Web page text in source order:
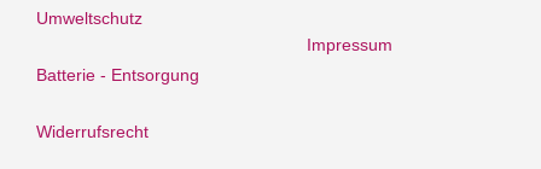
Umweltschutz
Batterie - Entsorgung
Widerrufsrecht
Impressum